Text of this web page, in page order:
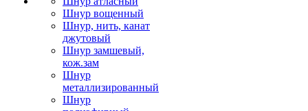
Шнур вощенный
Шнур, нить, канат
джутовый
Шнур замшевый,
кож.зам
Шнур
металлизированный
Шнур